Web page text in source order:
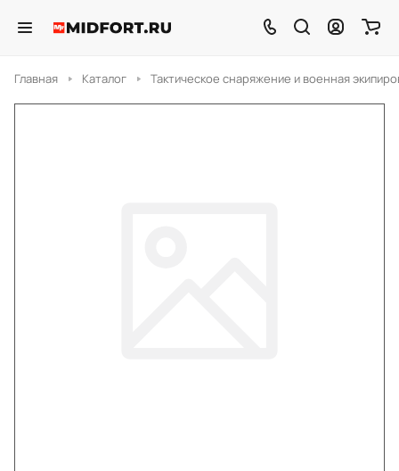
Главная Каталог Тактическое снаряжение и военная